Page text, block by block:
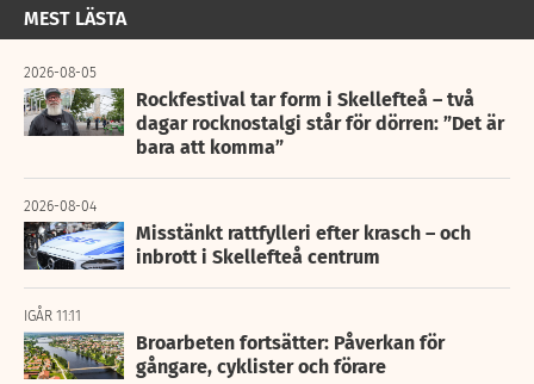
MEST LÄSTA
2026-08-05
Rockfestival tar form i Skellefteå – två
dagar rocknostalgi står för dörren: ”Det är
bara att komma”
2026-08-04
Misstänkt rattfylleri efter krasch – och
inbrott i Skellefteå centrum
IGÅR 11:11
Broarbeten fortsätter: Påverkan för
gångare, cyklister och förare